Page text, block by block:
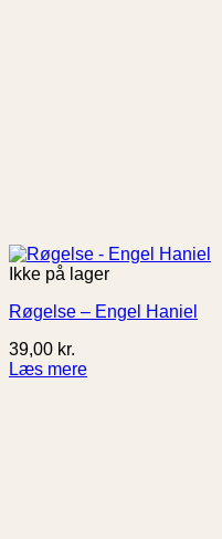
Ikke på lager
Røgelse – Engel Haniel
39,00 kr.
Læs mere